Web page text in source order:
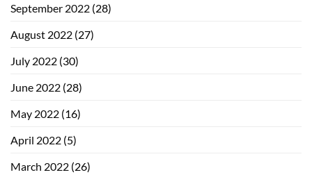
September 2022 (28)
August 2022 (27)
July 2022 (30)
June 2022 (28)
May 2022 (16)
April 2022 (5)
March 2022 (26)